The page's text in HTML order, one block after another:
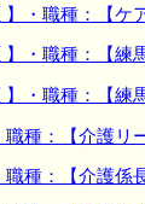
・職種：【ケ
職種：【練
職種：【練
種：【介護リ
種：【介護係